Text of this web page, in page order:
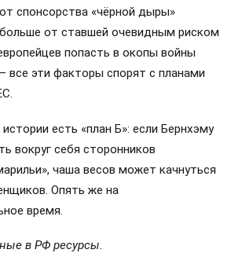
спонсорства «чёрной дыры»
от ставшей очевидным риском
попасть в окопы войны
все эти факторы спорят с планами
есть «план Б»: если Бернхэму
вокруг себя сторонников
чаша весов может качнуться
Опять же на
время.
в РФ ресурсы.